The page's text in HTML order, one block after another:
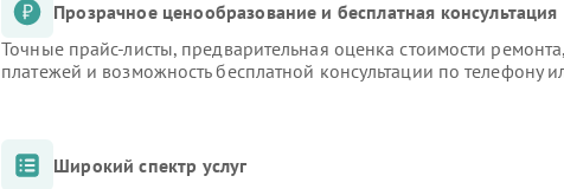
Прозрачное ценообразование и бесплатная консультация
Точные прайс-листы, предварительная оценка стоимости
платежей и возможность бесплатной консультации по телефону
Широкий спектр услуг